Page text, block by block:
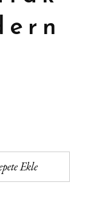
Ekle